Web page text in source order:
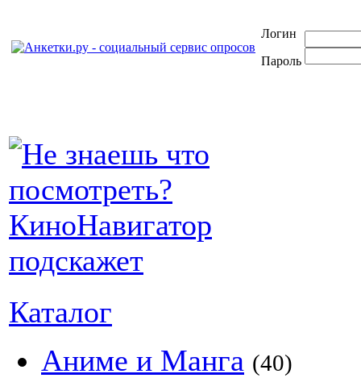
Логин
Пароль
Каталог
Аниме и Манга (40)